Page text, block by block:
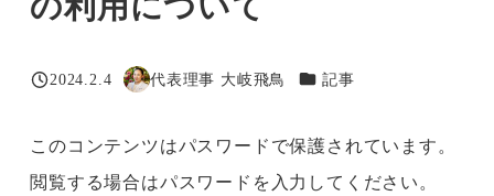
投稿日
2024.2.4
著
代表理事 大岐飛鳥 カテゴリー
記事
このコンテンツはパスワードで保護されています。
閲覧する場合はパスワードを入力してください。